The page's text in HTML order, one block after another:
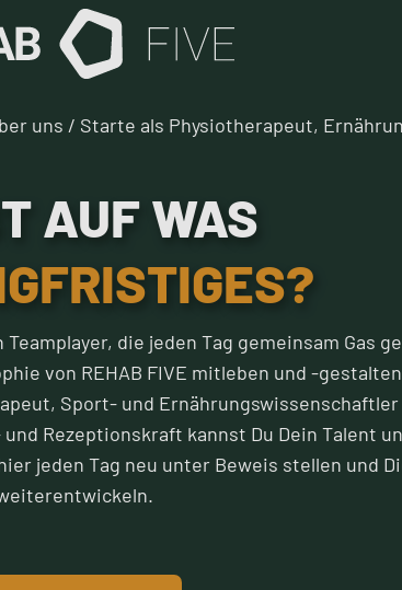
uns / Starte als Physiotherapeut,
AUF WAS
die jeden Tag gemeinsam Gas
von REHAB FIVE mitleben und -
Sport- und
Rezeptionskraft kannst Du Dein Talent
jeden Tag neu unter Beweis stellen und